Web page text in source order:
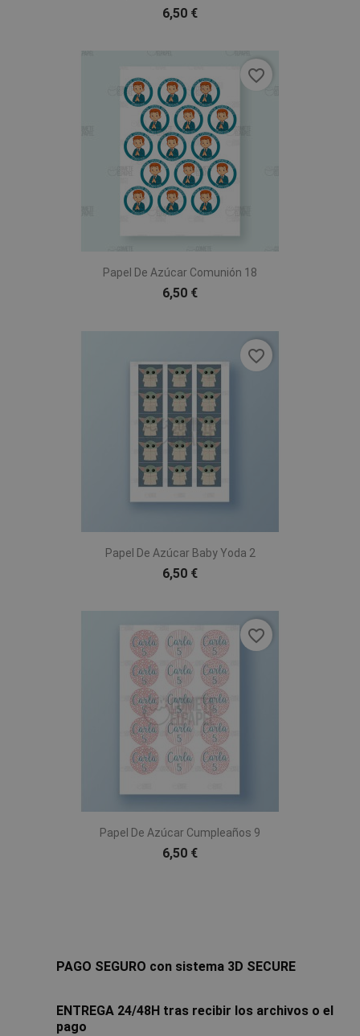
6,50 €
Papel De Azúcar Comunión 18
6,50 €
favorite_border
Papel De Azúcar Baby Yoda 2
6,50 €
favorite_border
Papel De Azúcar Cumpleaños 9
6,50 €
favorite_border
PAGO SEGURO con sistema 3D SECURE
ENTREGA 24/48H tras recibir los archivos o el
pago